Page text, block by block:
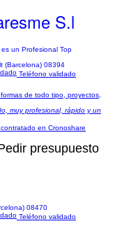
S.l
(Barcelona) 08394
Teléfono validado
de todo tipo, proyectos,
muy profesional, rápido y un
en Cronoshare
presupuesto
08470
Teléfono validado